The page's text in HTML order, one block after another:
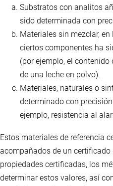
Substratos con analitos
sido determinada con
Materiales sin mezclar,
ciertos componentes ha
(por ejemplo, el
de una leche en polvo).
Materiales, naturales o
determinado con
ejemplo, resistencia al
Estos materiales de referencia
acompañados de un
propiedades certificadas, los
determinar estos valores, así